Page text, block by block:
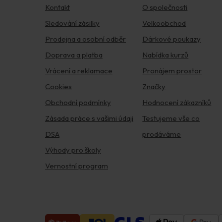
Kontakt
Sledování zásilky
Prodejna a osobní odběr
Doprava a platba
Vrácení a reklamace
Cookies
Obchodní podmínky
Zásada práce s vašimi údaji
DSA
Výhody pro školy
Vernostní program
O společnosti
Velkoobchod
Dárkové poukazy
Nabídka kurzů
Pronájem prostor
Značky
Hodnocení zákazníků
Testujeme vše co
prodáváme